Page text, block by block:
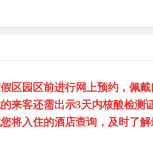
区园区前进行网上预约，佩
来客还需出示3天内核酸检
将入住的酒店查询，及时了